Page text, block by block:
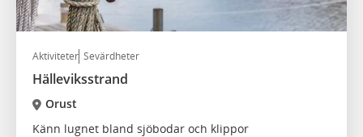
Aktiviteter Sevärdheter
Hälleviksstrand
Orust
Känn lugnet bland sjöbodar och klippor